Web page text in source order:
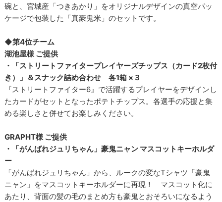
碗と、宮城産「つきあかり」をオリジナルデザインの真空パッ
ケージで包装した「真豪鬼米」のセットです。
◆第4位チーム
湖池屋様 ご提供
・「ストリートファイタープレイヤーズチップス（カード2枚付
き）」＆スナック詰め合わせ 各1箱 ×３
『ストリートファイター6』で活躍するプレイヤーをデザインし
たカードがセットとなったポテトチップス。各選手の応援と集
める楽しさと併せてお楽しみください。
GRAPHT様 ご提供
・「がんばれジュリちゃん」豪鬼ニャン マスコットキーホルダ
ー
「がんばれジュリちゃん」から、ルークの変なTシャツ「豪鬼
ニャン」をマスコットキーホルダーに再現！ マスコット化に
あたり、背面の髪の毛のまとめ方も豪鬼とおそろいになるよう